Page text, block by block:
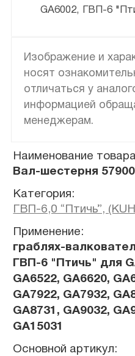
GA6002, ГВП-6
Изображение и
носят
отличаться у
информацией
менеджерам.
Наименование
Вал-шестерня
Категория:
ГВП-6,0 “Птичь”,
Применение:
граблях-
ГВП-6 "Птичь" для
GA6522, GA6620,
GA7922, GA7932,
GA8731, GA9032,
GA15031
Основной артикул: